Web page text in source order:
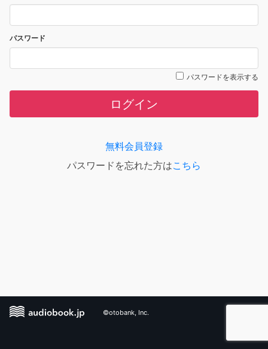
パスワード
パスワードを表示する
ログイン
無料会員登録
パスワードを忘れた方はこちら
©otobank, Inc.